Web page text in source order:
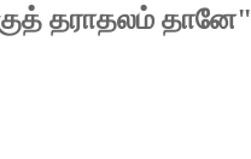
தராதலம் தானே"